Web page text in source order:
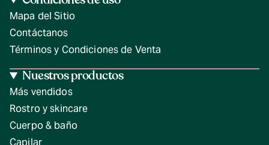
Mapa del Sitio
Contáctanos
Términos y Condiciones de Venta
Nuestros productos
Más vendidos
Rostro y skincare
Cuerpo & baño
Capilar